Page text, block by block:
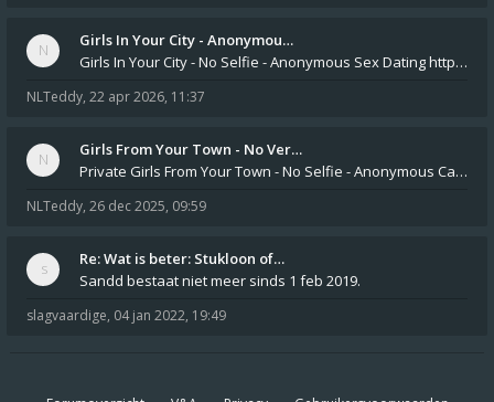
Girls In Your City - Anonymou…
Girls In Your City - No Selfie - Anonymous Sex Dating https://SecretPrivat.com Womens In Your Town - Anonymous S
NLTeddy, 22 apr 2026, 11:37
Girls From Your Town - No Ver…
Private Girls From Your Town - No Selfie - Anonymous Casual Dating https://PrivateLadyEscorts.com Private Lady In
NLTeddy, 26 dec 2025, 09:59
Re: Wat is beter: Stukloon of…
Sandd bestaat niet meer sinds 1 feb 2019.
slagvaardige, 04 jan 2022, 19:49